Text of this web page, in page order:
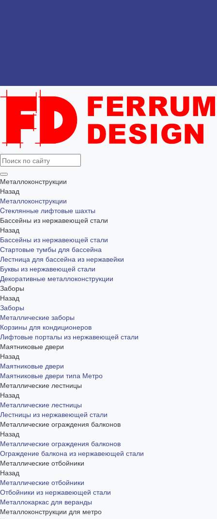
Металлоконструкции
Назад
Металлоконструкции
Cтеклянные лифтовые шахты
Бассейны из нержавеющей стали
Назад
Бассейны из нержавеющей стали
Стартовые тумбы для бассейна
Лестница для бассейна из нержавейки
Буквы из нержавеющей стали
Декоративные металлоконструкции
Заборы
Назад
Заборы
Металлические заборы
Корзины для кондиционеров
Лифтовые порталы из нержавеющей стали
Маятниковые двери
Назад
Маятниковые двери
Маятниковые двери типа Метро
Металлические лестницы
Назад
Металлические лестницы
Лестницы из нержавеющей стали
Металлические ограждения балконов
Назад
Металлические ограждения балконов
Ограждение балкона из нержавеющей стали
Металлические отбойники
Назад
Металлические отбойники
Отбойники из нержавеющей стали
Металлокаркас для веранды
Металлоконструкции для метро